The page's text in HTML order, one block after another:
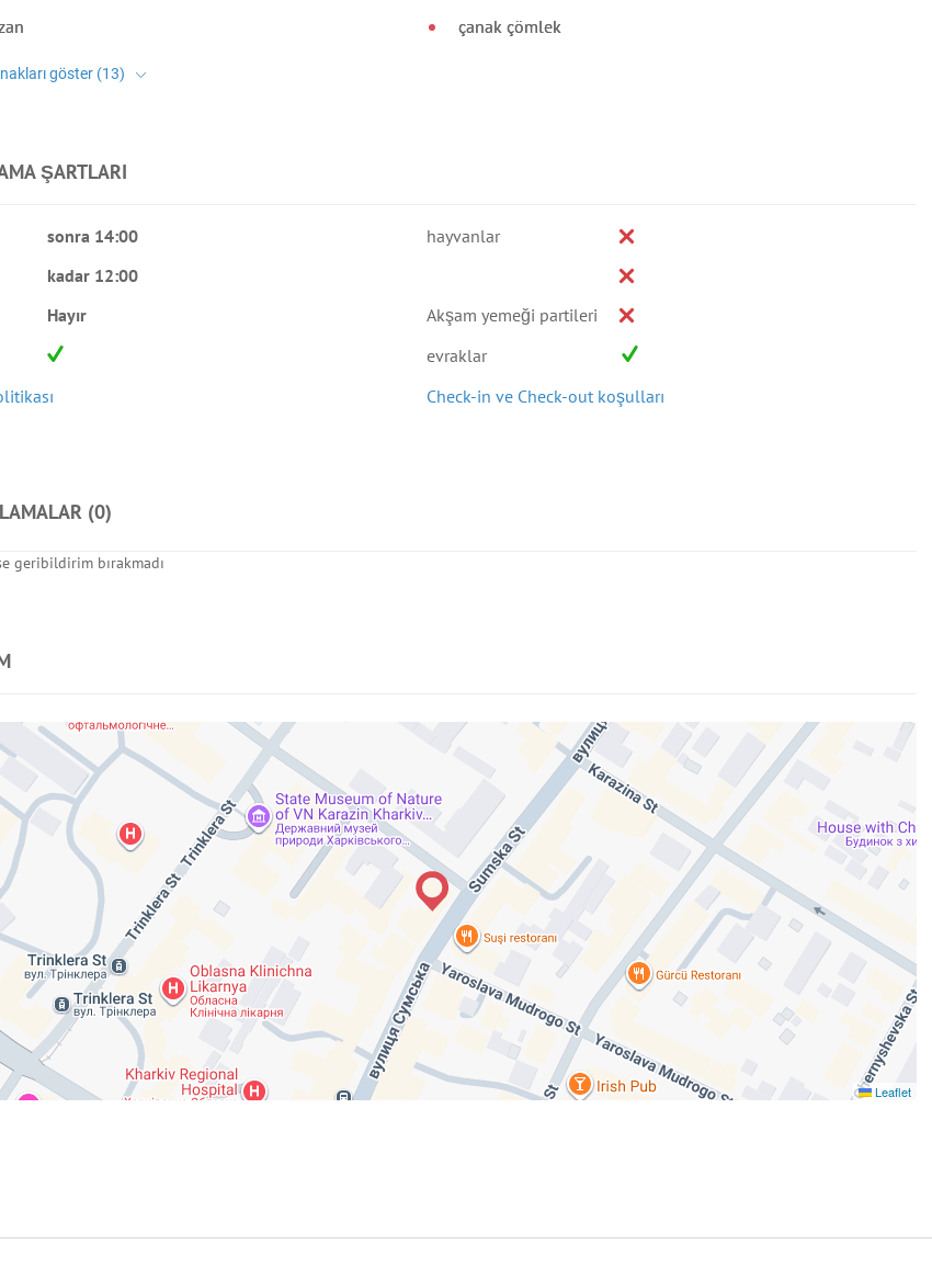
çanak çömlek
ŞARTLARI
sonra 14:00
kadar 12:00
Hayır
hayvanlar
Akşam yemeği partileri
evraklar
Check-in ve Check-out koşulları
(0)
geribildirim bırakmadı
Leaflet